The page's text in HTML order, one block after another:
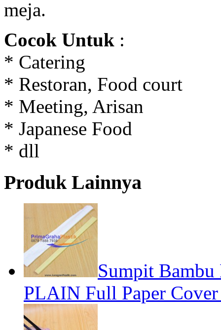
meja.
Cocok Untuk :
* Catering
* Restoran, Food court
* Meeting, Arisan
* Japanese Food
* dll
Produk Lainnya
Sumpit
PLAIN Full Paper